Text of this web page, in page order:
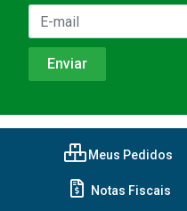
Meus Pedidos
Notas Fiscais